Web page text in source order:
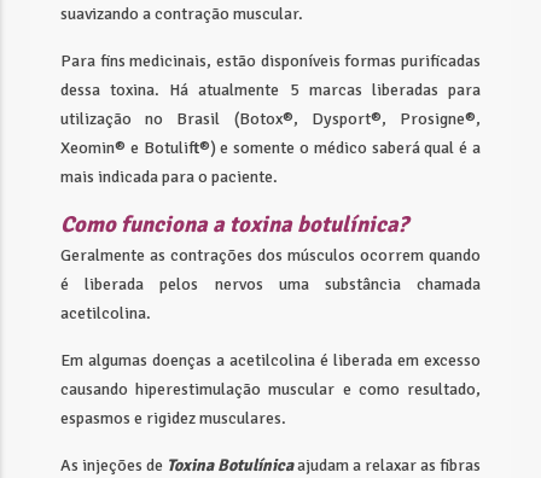
suavizando a contração muscular.
Para fins medicinais, estão disponíveis formas purificadas
dessa toxina. Há atualmente 5 marcas liberadas para
utilização no Brasil (Botox®, Dysport®, Prosigne®,
Xeomin® e Botulift®) e somente o médico saberá qual é a
mais indicada para o paciente.
Como funciona a toxina botulínica?
Geralmente as contrações dos músculos ocorrem quando
é liberada pelos nervos uma substância chamada
acetilcolina.
Em algumas doenças a acetilcolina é liberada em excesso
causando hiperestimulação muscular e como resultado,
espasmos e rigidez musculares.
As injeções de Toxina Botulínicaajudam a relaxar as fibras